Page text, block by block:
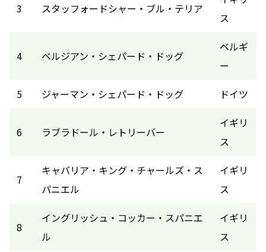
3 スタッフォードシャー・ブル・テリア
ス
4 ベルジアン・シェパード・ドッグ
ベルギ
ー
5
ジャーマン・シェパード・ドッグ ドイツ
6 ラブラドール・レトリーバー
イギリ
ス
7
キャバリア・キング・チャールズ・ス
パニエル
イギリ
ス
8
イングリッシュ・コッカー・スパニエ
ル
イギリ
ス